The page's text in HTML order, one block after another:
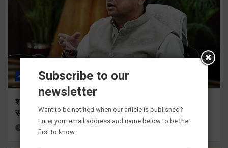
राज्य ALL देहरादून
श्रद्धा, सुरक्षा और सुगमता के उत्कृष्ट समन्वय से सफलतापूर्वक
संचालित हो रही कांवड़ यात्रा
12 hours ago
Subscribe to our
newsletter
Want to be notified when our article is published?
Enter your email address and name below to be the
first to know.